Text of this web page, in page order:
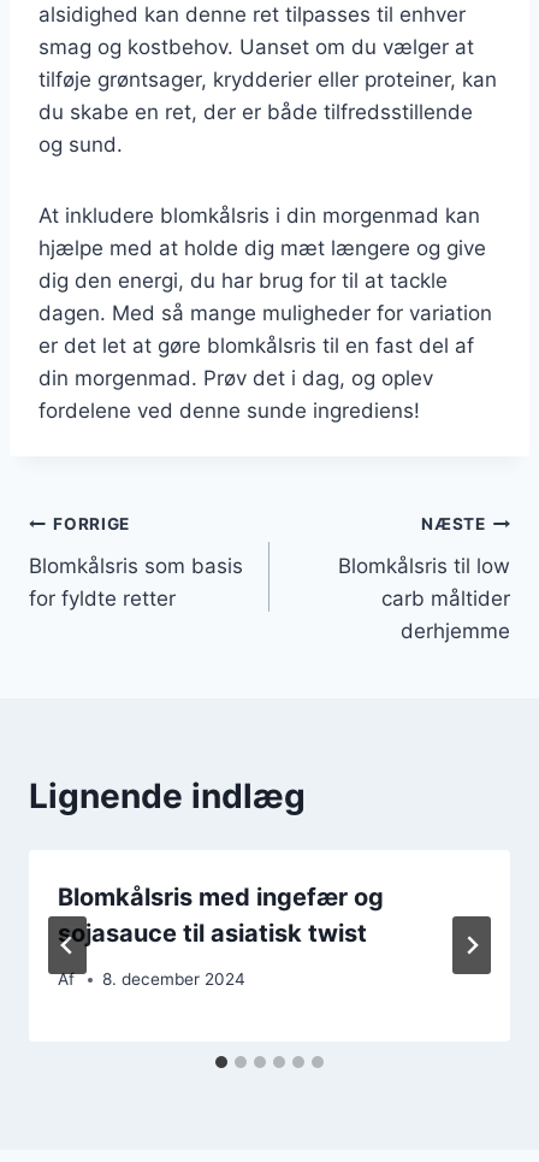
alsidighed kan denne ret tilpasses til enhver
smag og kostbehov. Uanset om du vælger at
tilføje grøntsager, krydderier eller proteiner, kan
du skabe en ret, der er både tilfredsstillende
og sund.
At inkludere blomkålsris i din morgenmad kan
hjælpe med at holde dig mæt længere og give
dig den energi, du har brug for til at tackle
dagen. Med så mange muligheder for variation
er det let at gøre blomkålsris til en fast del af
din morgenmad. Prøv det i dag, og oplev
fordelene ved denne sunde ingrediens!
Indlægsnavigation
FORRIGE
Blomkålsris som basis
for fyldte retter
NÆSTE
Blomkålsris til low
carb måltider
derhjemme
Lignende indlæg
Blomkålsris med ingefær og
sojasauce til asiatisk twist
Af 8. december 2024